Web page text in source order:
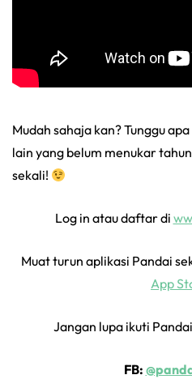
Mudah sahaja kan? Tunggu
lain yang belum menukar
sekali!
Log in atau daftar di
Muat turun aplikasi Pandai
App
Jangan lupa ikuti
FB: